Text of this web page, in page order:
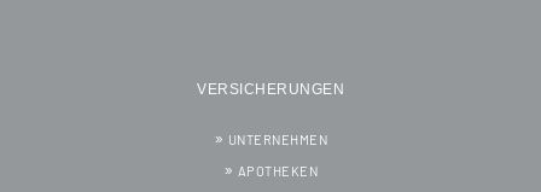
VERSICHERUNGEN
UNTERNEHMEN
APOTHEKEN